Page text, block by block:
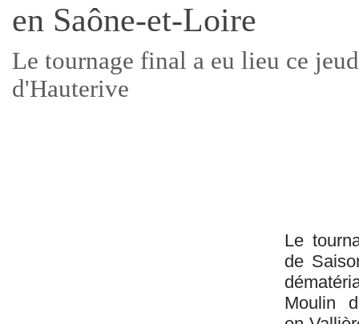
en Saône-et-Loire
Le tournage final a eu lieu ce
d'Hauterive
Le
de
Moulin